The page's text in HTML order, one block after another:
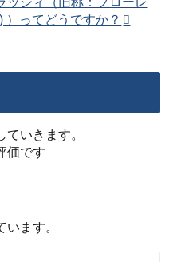
ってどうですか？
いきます。
価です
ます。